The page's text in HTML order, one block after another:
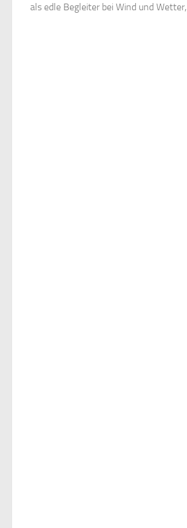
als edle Begleiter bei Wind und Wetter,...